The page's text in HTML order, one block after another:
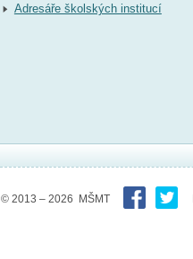
Adresáře školských institucí
© 2013 – 2026 MŠMT